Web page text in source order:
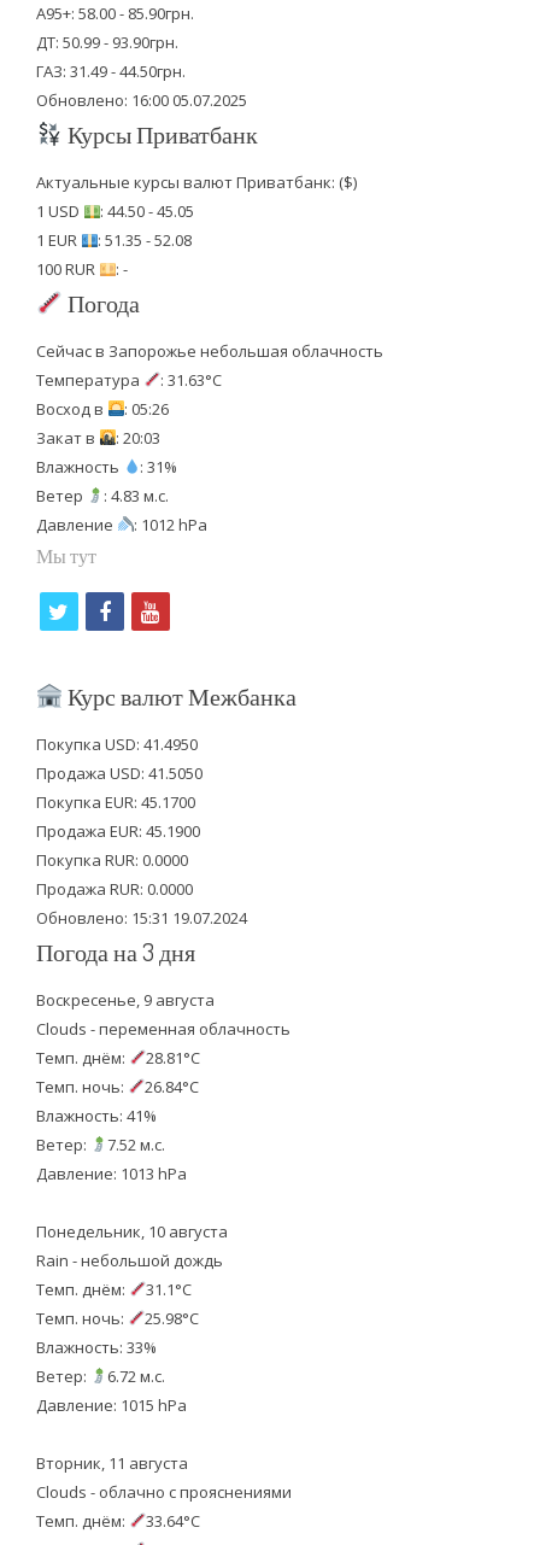
А95+: 58.00 - 85.90грн.
ДТ: 50.99 - 93.90грн.
ГАЗ: 31.49 - 44.50грн.
Обновлено: 16:00 05.07.2025
Курсы Приватбанк
Актуальные курсы валют Приватбанк: ($)
1 USD
: 44.50 - 45.05
1 EUR
: 51.35 - 52.08
100 RUR
: -
Погода
Сейчас в Запорожье небольшая облачность
Температура
: 31.63°C
Восход в
: 05:26
Закат в
: 20:03
Влажность
: 31%
Ветер
: 4.83 м.с.
Давление
: 1012 hPa
Мы тут
i
t
e
r
f
b
o
o
k
y
u
b
e
Курс валют Межбанка
Покупка USD: 41.4950
Продажа USD: 41.5050
Покупка EUR: 45.1700
Продажа EUR: 45.1900
Покупка RUR: 0.0000
Продажа RUR: 0.0000
Обновлено: 15:31 19.07.2024
Погода на 3 дня
Воскресенье, 9 августа
Clouds - переменная облачность
Темп. днём:
28.81°C
Темп. ночь:
26.84°C
Влажность: 41%
Ветер:
7.52 м.с.
Давление: 1013 hPa
Понедельник, 10 августа
Rain - небольшой дождь
Темп. днём:
31.1°C
Темп. ночь:
25.98°C
Влажность: 33%
Ветер:
6.72 м.с.
Давление: 1015 hPa
Вторник, 11 августа
Clouds - облачно с прояснениями
Темп. днём:
33.64°C